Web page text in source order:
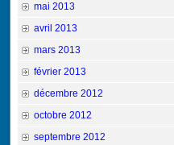
mai 2013
avril 2013
mars 2013
février 2013
décembre 2012
octobre 2012
septembre 2012